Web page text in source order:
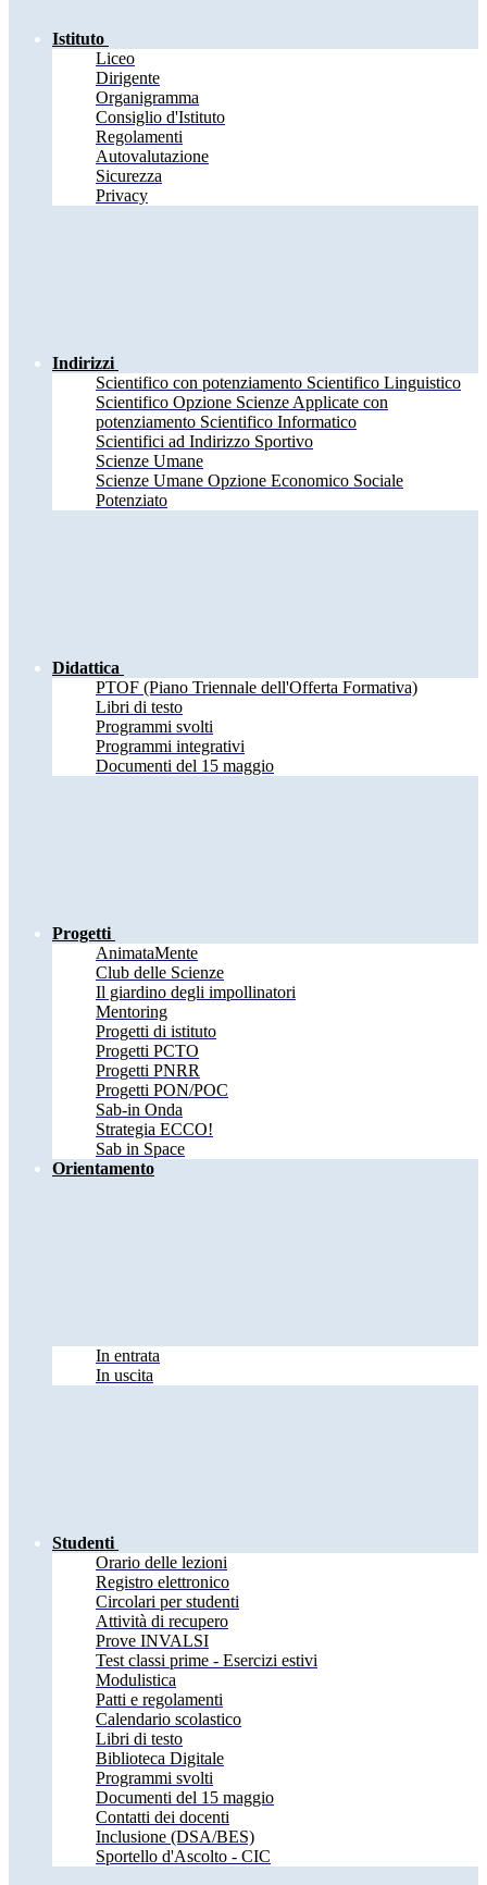
Istituto
Liceo
Dirigente
Organigramma
Consiglio d'Istituto
Regolamenti
Autovalutazione
Sicurezza
Privacy
Indirizzi
Scientifico con potenziamento Scientifico Linguistico
Scientifico Opzione Scienze Applicate con
potenziamento Scientifico Informatico
Scientifici ad Indirizzo Sportivo
Scienze Umane
Scienze Umane Opzione Economico Sociale
Potenziato
Didattica
PTOF (Piano Triennale dell'Offerta Formativa)
Libri di testo
Programmi svolti
Programmi integrativi
Documenti del 15 maggio
Progetti
AnimataMente
Club delle Scienze
Il giardino degli impollinatori
Mentoring
Progetti di istituto
Progetti PCTO
Progetti PNRR
Progetti PON/POC
Sab-in Onda
Strategia ECCO!
Sab in Space
Orientamento
In entrata
In uscita
Studenti
Orario delle lezioni
Registro elettronico
Circolari per studenti
Attività di recupero
Prove INVALSI
Test classi prime - Esercizi estivi
Modulistica
Patti e regolamenti
Calendario scolastico
Libri di testo
Biblioteca Digitale
Programmi svolti
Documenti del 15 maggio
Contatti dei docenti
Inclusione (DSA/BES)
Sportello d'Ascolto - CIC